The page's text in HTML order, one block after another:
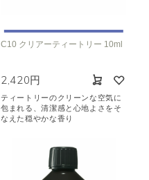
C10 クリアーティートリー 10ml
2,420円
ティートリーのクリーンな空気に
包まれる、清潔感と心地よさをそ
なえた穏やかな香り